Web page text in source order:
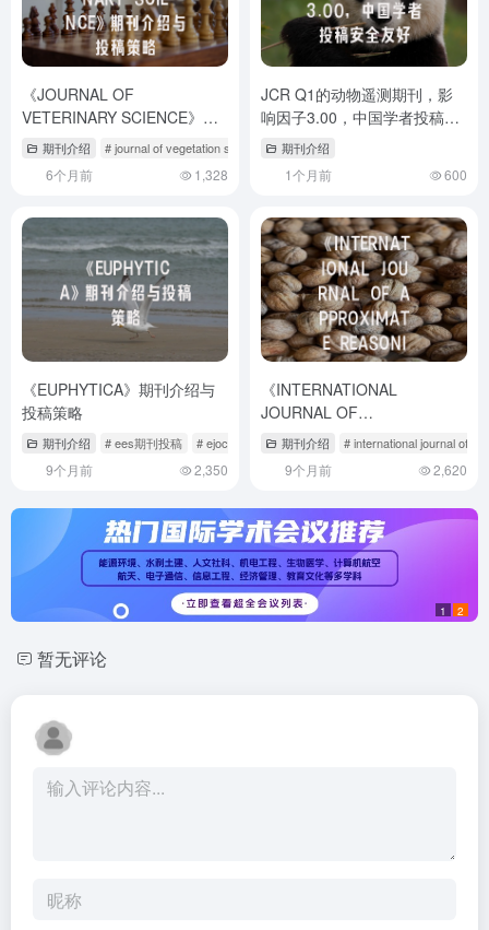
《JOURNAL OF
VETERINARY SCIENCE》期
刊介绍与投稿策略
期刊介绍 # journal of vegetation science # journal of veterinary science and
6个月前 1,328
JCR Q1的动物遥测期刊，影
响因子3.00，中国学者投稿安
全友好
期刊介绍
1个月前 600
《EUPHYTICA》期刊介绍与
投稿策略
期刊介绍 # ees期刊投稿 # ejoc期刊 # ejor期刊
9个月前 2,350
《INTERNATIONAL
JOURNAL OF
APPROXIMATE
稿策略
期刊介绍 # international journal of
9个月前 2,620
1 2
暂无评论